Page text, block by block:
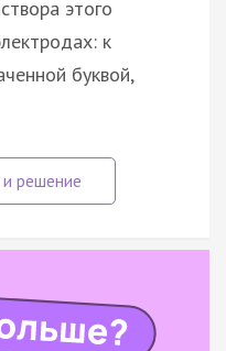
этого
к
буквой,